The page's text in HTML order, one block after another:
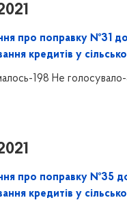
про поправку №31
кредитів у
198 Не
про поправку №35
кредитів у